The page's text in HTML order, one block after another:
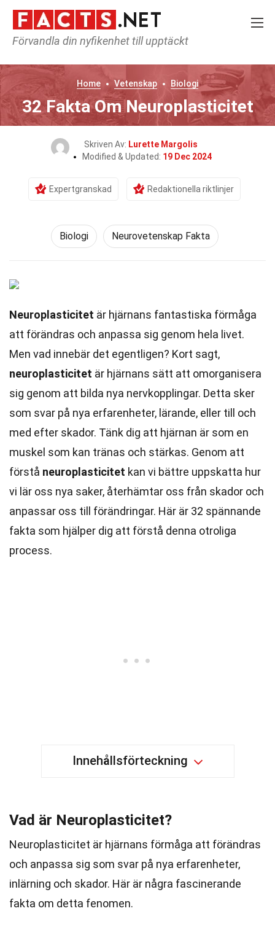
Förvandla din nyfikenhet till upptäckt
Home Vetenskap Biologi
32 Fakta Om Neuroplasticitet
Skriven Av: Lurette Margolis
Modified & Updated: 19 Dec 2024
Expertgranskad Redaktionella riktlinjer
Biologi Neurovetenskap Fakta
Neuroplasticitet är hjärnans fantastiska förmåga
att förändras och anpassa sig genom hela livet.
Men vad innebär det egentligen? Kort sagt,
neuroplasticitet är hjärnans sätt att omorganisera
sig genom att bilda nya nervkopplingar. Detta sker
som svar på nya erfarenheter, lärande, eller till och
med efter skador. Tänk dig att hjärnan är som en
muskel som kan tränas och stärkas. Genom att
förstå neuroplasticitet kan vi bättre uppskatta hur
vi lär oss nya saker, återhämtar oss från skador och
anpassar oss till förändringar. Här är 32 spännande
fakta som hjälper dig att förstå denna otroliga
process.
Innehållsförteckning
Vad är Neuroplasticitet?
Neuroplasticitet är hjärnans förmåga att förändras
och anpassa sig som svar på nya erfarenheter,
inlärning och skador. Här är några fascinerande
fakta om detta fenomen.